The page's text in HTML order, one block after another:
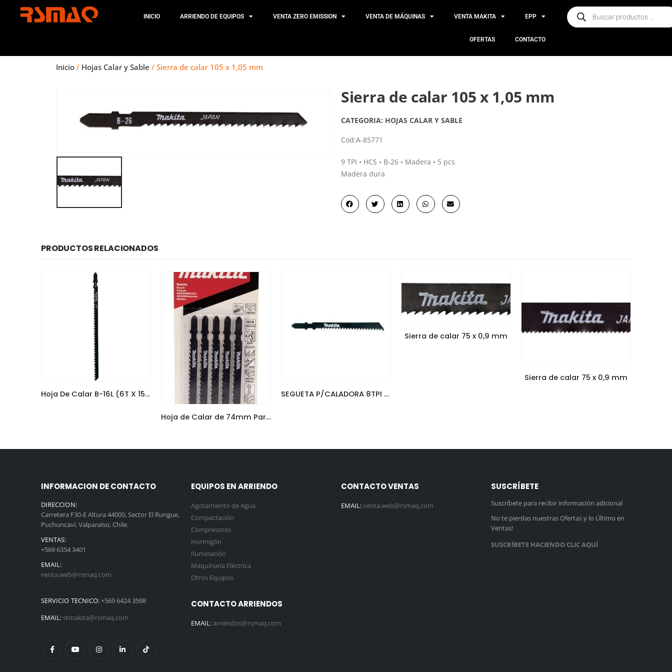
INICIO ARRIENDO DE EQUIPOS VENTA ZERO EMISSION VENTA DE MÁQUINAS VENTA MAKITA EPP
OFERTAS CONTACTO
Inicio / Hojas Calar y Sable / Sierra de calar 105 x 1,05 mm
Sierra de calar 105 x 1,05 mm
CATEGORIA: HOJAS CALAR Y SABLE
Cod:A-85771
9 TPI • HCS • B-26 • Madera • 5 pcs
Madera dura
PRODUCTOS RELACIONADOS
Hoja De Calar B-16L (6T X 150Mm) Madera, Plastico
Hoja de Calar de 74mm Para Madera y Pvc Makita D-34883
SEGUETA P/CALADORA 8TPI X 5PZS. CORTE EN MADERA HCS D34877
Sierra de calar 75 x 0,9 mm
Sierra de calar 75 x 0,9 mm
INFORMACION DE CONTACTO
DIRECCION:
Carretera F30-E Altura 44000, Sector El Rungue,
Puchuncaví, Valparaíso, Chile.
VENTAS:
+569 6354 3401
EMAIL:
venta.web@rsmaq.com
SERVICIO TECNICO:+569 6424 3598
EMAIL: stmakita@rsmaq.com
EQUIPOS EN ARRIENDO
Agotamiento de Agua
Compactación
Compresores
Hormigón
Iluminación
Maquinaria Eléctrica
Otros Equipos
CONTACTO ARRIENDOS
EMAIL:arriendos@rsmaq.com
CONTACTO VENTAS
EMAIL:venta.web@rsmaq.com
SUSCRÍBETE
Suscríbete para recibir información adicional
No te pierdas nuestras Ofertas y lo Último en
Ventas!
SUSCRÍBETE HACIENDO CLIC AQUÍ